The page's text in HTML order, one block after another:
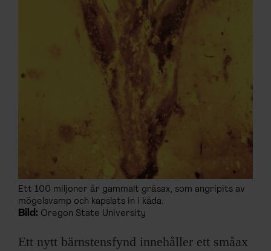
Ett 100 miljoner år gammalt gräsax, som angripits av
mögelsvamp och kapslats in i kåda.
Bild: Oregon State University
Ett nytt bärnstensfynd innehåller ett småax